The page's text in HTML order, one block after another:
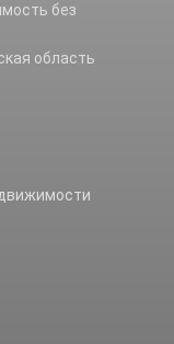
без
область